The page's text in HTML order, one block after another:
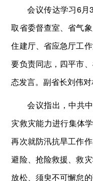
会议传达学习6月
取省委督查室、省气
住建厅、省应急厅工
要负责同志，四平市
态发言。副省长刘伟对
会议指出，中共
灾救灾能力进行集体
再次就防汛抗旱工作
避险、抢险救援、救
放松、须臾不可懈怠